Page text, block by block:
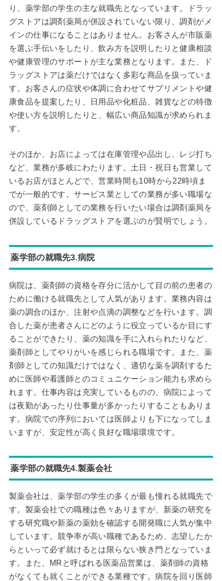
り、薬学部の学生の主な就職先となっています。ドラッ
グストアは調剤薬局が併設されていない限り、調剤がメ
インの仕事になることはありません。お客さんが市販薬
を選ぶ手伝いをしたり、飲み方を説明したりと健康相談
や健康管理のサポートが主な業務となります。また、ド
ラッグストアは薬だけではなく多彩な商品を扱っていま
す。お客さんの症状や体調に合わせてサプリメントや健
康食品を提案したり、日用品や化粧品、雑貨などの特徴
や使い方を説明したりと、幅広い商品知識が求められま
す。
そのほか、お店によっては在庫管理や品出し、レジ打ち
など、業務が多岐にわたります。土日・祝日も営業して
いるお店がほとんどで、営業時間も10時から22時頃ま
でが一般的です。サービス業としての業務が多い職場な
ので、薬剤師としての業務を行いたい場合は調剤薬局を
併設しているドラッグストアを選ぶのが賢明でしょう。
薬学部の就職先3.病院
病院は、薬剤師の資格を存分に活かして目の前の患者の
ために働ける就職先として人気があります。業務内容は
薬の調合のほか、注射や点滴の調整などを行います。調
合した薬が患者さんにどのように役立っているか目にす
ることができたり、薬の知識を手に入れられたりなど、
薬剤師としてやりがいを感じられる職場です。また、薬
剤師としての知識だけではなく、適切な薬を調剤するた
めに医師や看護師とのコミュニケーション能力も求めら
れます。仕事内容は充実しているものの、病院によって
は夜勤があったり仕事量が多かったりすることもありま
す。病院での序列においては医師よりも下になってしま
いますが、安定性が高く良好な職場環境です。
薬学部の就職先4.製薬会社
製薬会社は、薬学部の学生の多くが最も憧れる就職先で
す。製薬会社での職種は色々ありますが、新薬の研究を
する研究職や新薬の薬効を確認する開発職に人気が集中
しています。競争率が高い職種であるため、志望したか
らといって必ず就けるとは限らない狭き門となっていま
す。また、MRと呼ばれる医薬品営業は、薬剤師の資格
がなくても就くことができる業種です。病院を回り医師